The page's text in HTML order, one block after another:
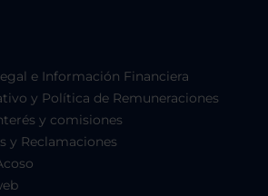
e Información Financiera
y Política de Remuneraciones
y comisiones
y Reclamaciones